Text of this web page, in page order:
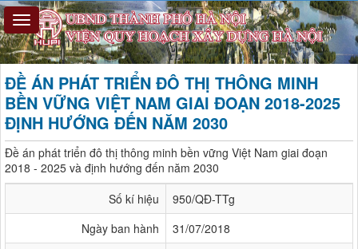
ĐỀ ÁN PHÁT TRIỂN ĐÔ THỊ THÔNG MINH
BỀN VỮNG VIỆT NAM GIAI ĐOẠN 2018-2025
ĐỊNH HƯỚNG ĐẾN NĂM 2030
Đề án phát triển đô thị thông minh bền vững Việt Nam giai đoạn
2018 - 2025 và định hướng đến năm 2030
Số kí hiệu
950/QĐ-TTg
Ngày ban hành
31/07/2018